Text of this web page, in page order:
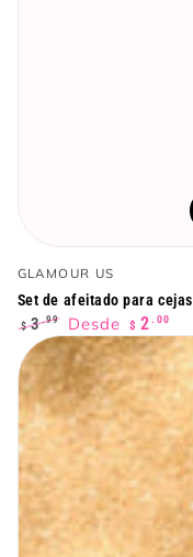
Vendedor:
GLAMOUR US
Set de afeitado para cejas
Precio
regular
$ 3.99
Precio
de
venta
Desde $ 2 .00